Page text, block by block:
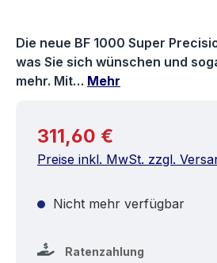
Die neue BF 1000 Super
was Sie sich wünschen und
mehr. Mit… Mehr
Regulärer Preis:
311,60 €
Preise inkl. MwSt. zzgl.
Nicht mehr verfügbar
Ratenzahlung